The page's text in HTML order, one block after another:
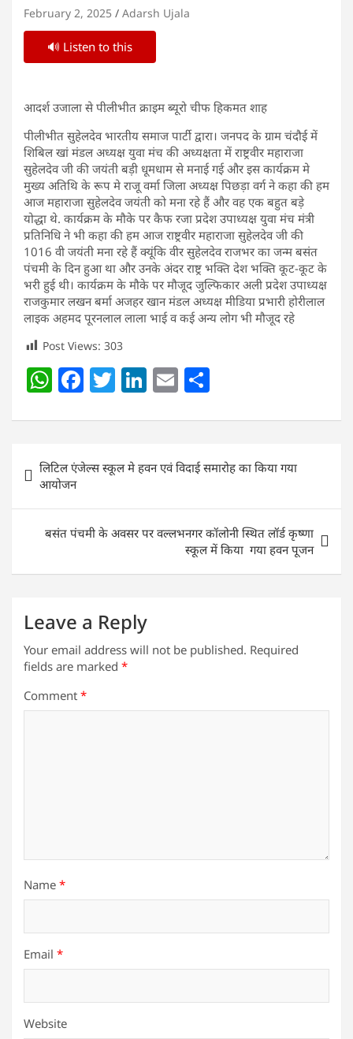
February 2, 2025 Adarsh Ujala
🔊 Listen to this
आदर्श उजाला से पीलीभीत क्राइम ब्यूरो चीफ हिकमत शाह
पीलीभीत सुहेलदेव भारतीय समाज पार्टी द्वारा। जनपद के ग्राम चंदौई में
शिबिल खां मंडल अध्यक्ष युवा मंच की अध्यक्षता में राष्ट्रवीर महाराजा
सुहेलदेव जी की जयंती बड़ी धूमधाम से मनाई गई और इस कार्यक्रम मे
मुख्य अतिथि के रूप मे राजू वर्मा जिला अध्यक्ष पिछड़ा वर्ग ने कहा की हम
आज महाराजा सुहेलदेव जयंती को मना रहे हैं और वह एक बहुत बड़े
योद्धा थे. कार्यक्रम के मौके पर कैफ रजा प्रदेश उपाध्यक्ष युवा मंच मंत्री
प्रतिनिधि ने भी कहा की हम आज राष्ट्रवीर महाराजा सुहेलदेव जी की
1016 वी जयंती मना रहे हैं क्यूंकि वीर सुहेलदेव राजभर का जन्म बसंत
पंचमी के दिन हुआ था और उनके अंदर राष्ट्र भक्ति देश भक्ति कूट-कूट के
भरी हुई थी। कार्यक्रम के मौके पर मौजूद जुल्फिकार अली प्रदेश उपाध्यक्ष
राजकुमार लखन बर्मा अजहर खान मंडल अध्यक्ष मीडिया प्रभारी होरीलाल
लाइक अहमद पूरनलाल लाला भाई व कई अन्य लोग भी मौजूद रहे
Post Views: 303
W
at
s
A
p
p
F
c
e
b
o
o
T
itt
er
Li
k
e
dI
n
E
ai
l
ar
e
Post
navigation
लिटिल एंजेल्स स्कूल मे हवन एवं विदाई समारोह का किया गया
आयोजन
बसंत पंचमी के अवसर पर वल्लभनगर कॉलोनी स्थित लॉर्ड कृष्णा
स्कूल में किया गया हवन पूजन
Leave a Reply
Your email address will not be published. Required
fields are marked *
Comment *
Name *
Email *
Website